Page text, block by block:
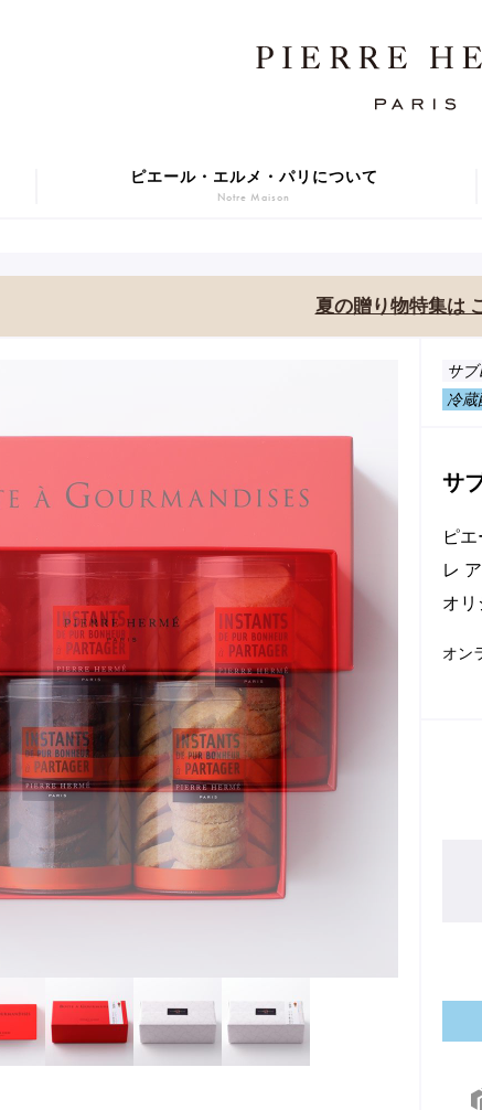
夏の贈り物特集は
サ
冷蔵
サ
ピ
レ
オ
オン
ピエール・エルメ・パリについて
Notre Maison